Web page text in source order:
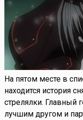
На пятом месте в
находится история
стрелялки. Главный
лучшим другом и